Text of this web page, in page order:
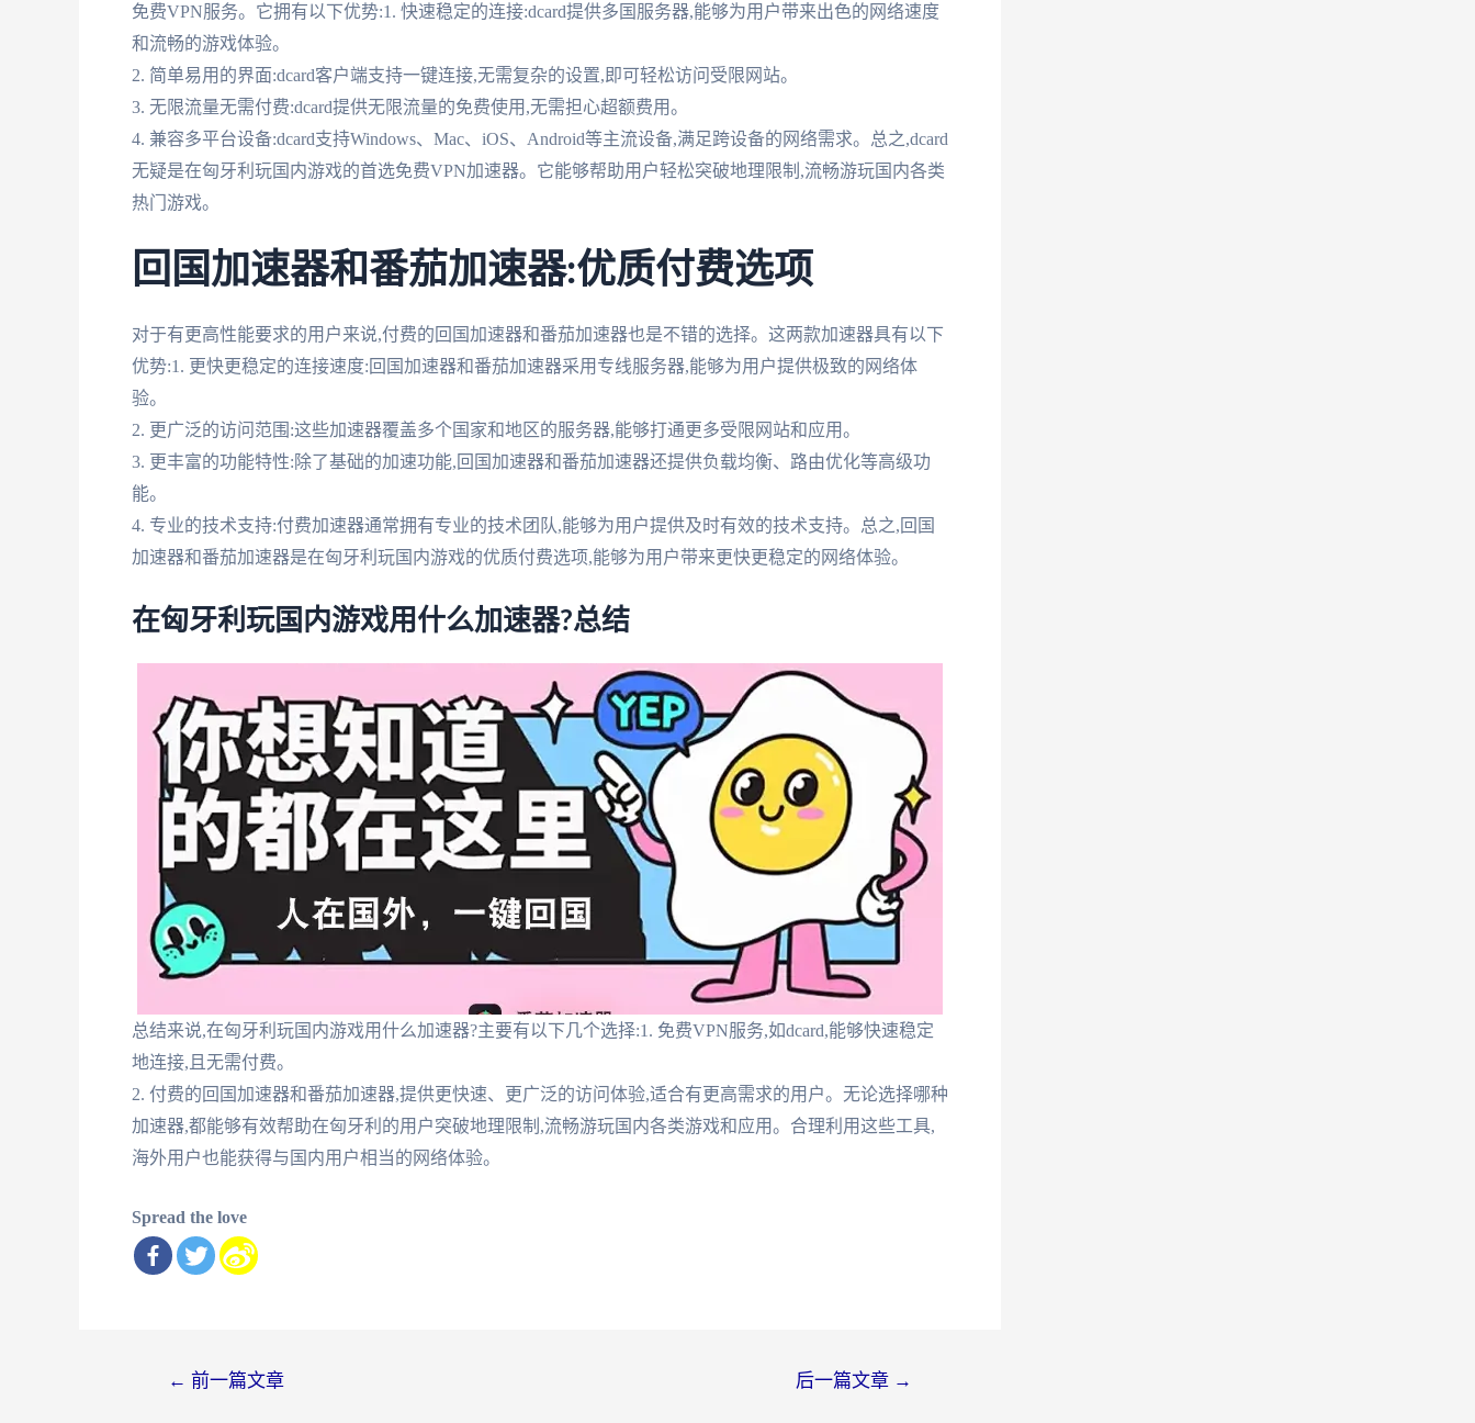
免费VPN服务。它拥有以下优势:1. 快速稳定的连接:dcard提供多国服务器,能够为用户带来出色的网络速度
和流畅的游戏体验。
2. 简单易用的界面:dcard客户端支持一键连接,无需复杂的设置,即可轻松访问受限网站。
3. 无限流量无需付费:dcard提供无限流量的免费使用,无需担心超额费用。
4. 兼容多平台设备:dcard支持Windows、Mac、iOS、Android等主流设备,满足跨设备的网络需求。总之,dcard
无疑是在匈牙利玩国内游戏的首选免费VPN加速器。它能够帮助用户轻松突破地理限制,流畅游玩国内各类
热门游戏。
回国加速器和番茄加速器:优质付费选项
对于有更高性能要求的用户来说,付费的回国加速器和番茄加速器也是不错的选择。这两款加速器具有以下
优势:1. 更快更稳定的连接速度:回国加速器和番茄加速器采用专线服务器,能够为用户提供极致的网络体
验。
2. 更广泛的访问范围:这些加速器覆盖多个国家和地区的服务器,能够打通更多受限网站和应用。
3. 更丰富的功能特性:除了基础的加速功能,回国加速器和番茄加速器还提供负载均衡、路由优化等高级功
能。
4. 专业的技术支持:付费加速器通常拥有专业的技术团队,能够为用户提供及时有效的技术支持。总之,回国
加速器和番茄加速器是在匈牙利玩国内游戏的优质付费选项,能够为用户带来更快更稳定的网络体验。
在匈牙利玩国内游戏用什么加速器?总结
总结来说,在匈牙利玩国内游戏用什么加速器?主要有以下几个选择:1. 免费VPN服务,如dcard,能够快速稳定
地连接,且无需付费。
2. 付费的回国加速器和番茄加速器,提供更快速、更广泛的访问体验,适合有更高需求的用户。无论选择哪种
加速器,都能够有效帮助在匈牙利的用户突破地理限制,流畅游玩国内各类游戏和应用。合理利用这些工具,
海外用户也能获得与国内用户相当的网络体验。
Spread the love
← 前一篇文章 后一篇文章 →